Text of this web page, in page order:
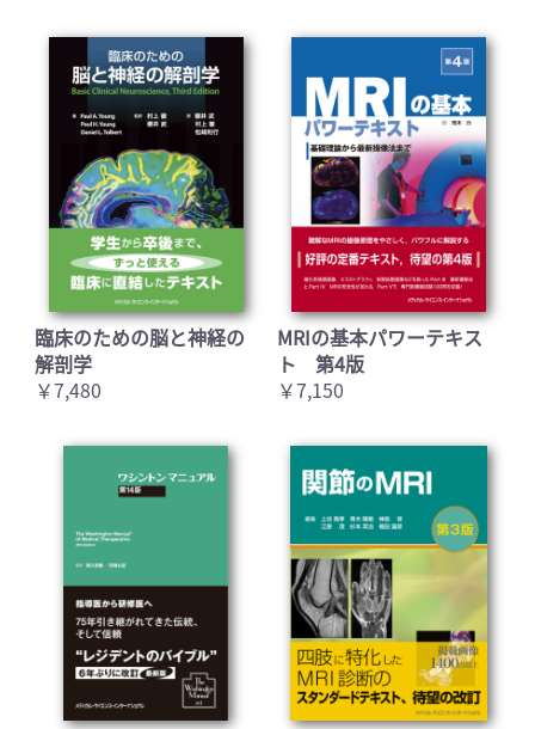
臨床のための脳と神経の
解剖学
￥7,480
MRIの基本パワーテキス
ト 第4版
￥7,150